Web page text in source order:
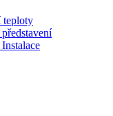
teploty